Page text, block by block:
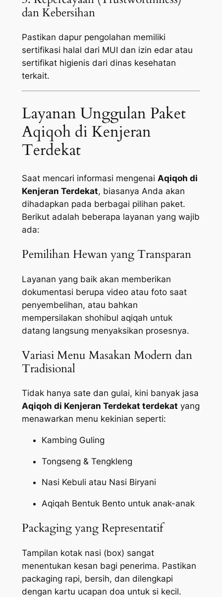
dan Kebersihan
Pastikan dapur pengolahan memiliki
sertifikasi halal dari MUI dan izin edar atau
sertifikat higienis dari dinas kesehatan
terkait.
Layanan Unggulan Paket
Aqiqoh di Kenjeran
Terdekat
Saat mencari informasi mengenai Aqiqoh di
Kenjeran Terdekat, biasanya Anda akan
dihadapkan pada berbagai pilihan paket.
Berikut adalah beberapa layanan yang wajib
ada:
Pemilihan Hewan yang Transparan
Layanan yang baik akan memberikan
dokumentasi berupa video atau foto saat
penyembelihan, atau bahkan
mempersilakan shohibul aqiqah untuk
datang langsung menyaksikan prosesnya.
Variasi Menu Masakan Modern dan
Tradisional
Tidak hanya sate dan gulai, kini banyak jasa
Aqiqoh di Kenjeran Terdekat terdekat yang
menawarkan menu kekinian seperti:
Kambing Guling
Tongseng & Tengkleng
Nasi Kebuli atau Nasi Biryani
Aqiqah Bentuk Bento untuk anak-anak
Packaging yang Representatif
Tampilan kotak nasi (box) sangat
menentukan kesan bagi penerima. Pastikan
packaging rapi, bersih, dan dilengkapi
dengan kartu ucapan doa untuk si kecil.